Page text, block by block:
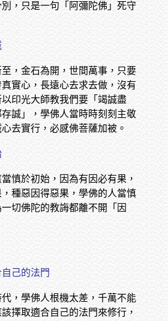
，只是一句「阿彌陀佛」死守
，金石為開，世間萬事，只要
實心，長遠心去求去做，沒有
印光大師教我們要「竭誠盡
誠」，學佛人當時時刻刻主敬
去實行，必感佛菩薩加被。
慎於初始，因為有因必有果，
種惡因得惡果，學佛的人當慎
切佛陀的教誨都離不開「因
己的法門
，學佛人根機太差，千萬不能
擇取適合自己的法門來修行，